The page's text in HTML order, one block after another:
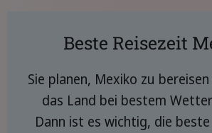
Beste Reisezeit
Sie planen, Mexiko zu
das Land bei bestem
Dann ist es wichtig, die